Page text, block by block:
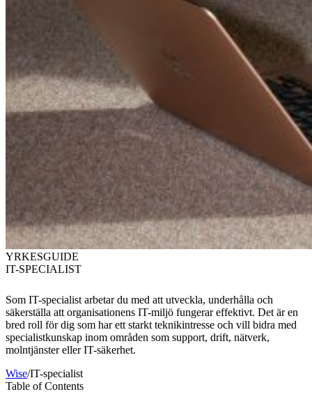
YRKESGUIDE
IT-SPECIALIST
Som IT-specialist arbetar du med att utveckla, underhålla och
säkerställa att organisationens IT-miljö fungerar effektivt. Det är en
bred roll för dig som har ett starkt teknikintresse och vill bidra med
specialistkunskap inom områden som support, drift, nätverk,
molntjänster eller IT-säkerhet.
Wise/IT-specialist
Table of Contents